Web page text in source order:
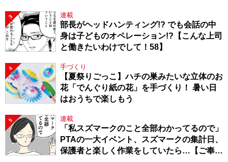
3 連載
部長がヘッドハンティング!? でも会話の中
身は子どものオペレーション!?【こんな上司
と働きたいわけでして！58】
4 手づくり
【夏祭りごっこ】ハチの巣みたいな立体のお
花「でんぐり紙の花」を手づくり！ 暑い日
はおうちで楽しもう
5 連載
「私スズマークのこと全部わかってるので」
PTAの一大イベント、スズマークの集計日、
保護者と楽しく作業をしていたら…【ご奉仕